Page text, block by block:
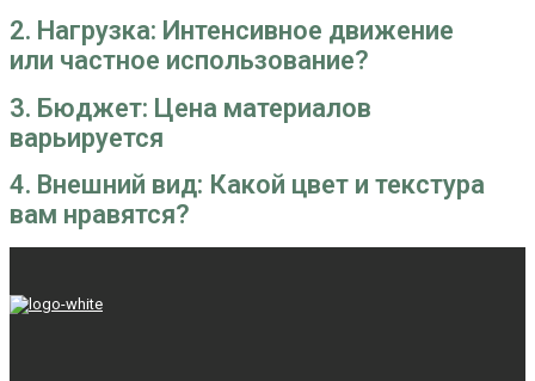
2. Нагрузка: Интенсивное движение
или частное использование?
3. Бюджет: Цена материалов
варьируется
4. Внешний вид: Какой цвет и текстура
вам нравятся?